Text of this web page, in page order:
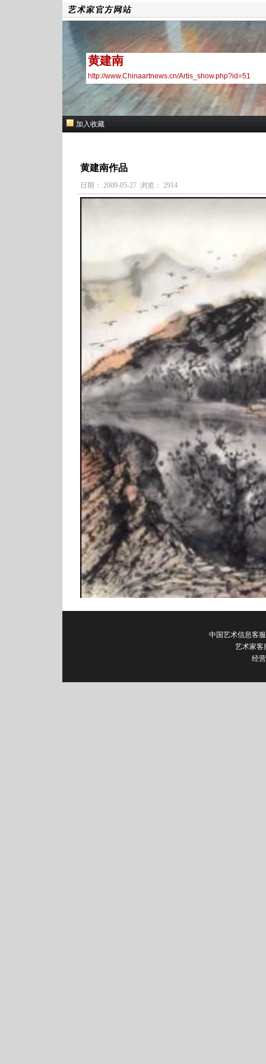
黄建南
http://www.Chinaartnews.cn/Artis_show.php?id=51
加入收藏
黄建南作品
日期： 2009-05-27 浏览： 2914
中国艺术信息客服
艺术家客
经